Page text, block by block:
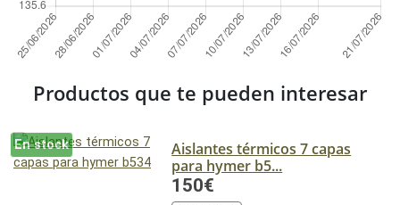
Productos que te pueden interesar
En stock
Aislantes térmicos 7 capas
para hymer b5...
150€